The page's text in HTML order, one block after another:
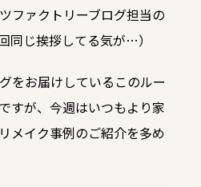
ファクトリーブログ担当の
同じ挨拶してる気が…）
をお届けしているこのルー
すが、今週はいつもより家
メイク事例のご紹介を多め